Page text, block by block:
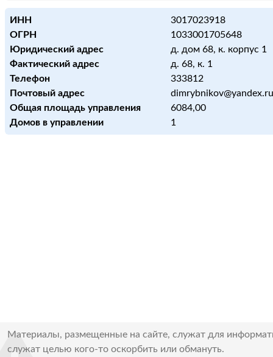
ИНН
3017023918
ОГРН
1033001705648
Юридический адрес
д. дом 68, к. корпус 1
Фактический адрес
д. 68, к. 1
Телефон
333812
Почтовый адрес
dimrybnikov@yandex.ru
Общая площадь управления
6084,00
Домов в управлении
1
Материалы, размещенные на сайте, служат для
служат целью кого-то оскорбить или обмануть.